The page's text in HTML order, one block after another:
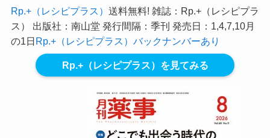
Rp.+（レシピプラス） 送料無料! 雑誌：Rp.+（レシピプラ
ス） 出版社：南山堂 発行間隔：季刊 発売日：1,4,7,10月
の1日Rp.+（レシピプラス）バックナンバーあり
Rp.+（レシピプラス）を見てみる